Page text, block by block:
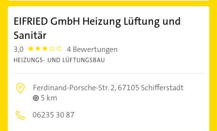
EIFRIED GmbH Heizung Lüftung und
Sanitär
3,0 3.0 4 Bewertungen
HEIZUNGS- UND LÜFTUNGSBAU
Ferdinand-Porsche-Str. 2,67105 Schifferstadt
5 km
06235 30 87